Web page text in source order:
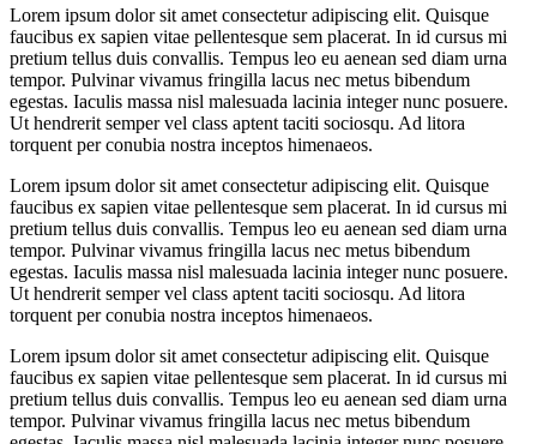
Lorem ipsum dolor sit amet consectetur adipiscing elit. Quisque
faucibus ex sapien vitae pellentesque sem placerat. In id cursus mi
pretium tellus duis convallis. Tempus leo eu aenean sed diam urna
tempor. Pulvinar vivamus fringilla lacus nec metus bibendum
egestas. Iaculis massa nisl malesuada lacinia integer nunc posuere.
Ut hendrerit semper vel class aptent taciti sociosqu. Ad litora
torquent per conubia nostra inceptos himenaeos.
Lorem ipsum dolor sit amet consectetur adipiscing elit. Quisque
faucibus ex sapien vitae pellentesque sem placerat. In id cursus mi
pretium tellus duis convallis. Tempus leo eu aenean sed diam urna
tempor. Pulvinar vivamus fringilla lacus nec metus bibendum
egestas. Iaculis massa nisl malesuada lacinia integer nunc posuere.
Ut hendrerit semper vel class aptent taciti sociosqu. Ad litora
torquent per conubia nostra inceptos himenaeos.
Lorem ipsum dolor sit amet consectetur adipiscing elit. Quisque
faucibus ex sapien vitae pellentesque sem placerat. In id cursus mi
pretium tellus duis convallis. Tempus leo eu aenean sed diam urna
tempor. Pulvinar vivamus fringilla lacus nec metus bibendum